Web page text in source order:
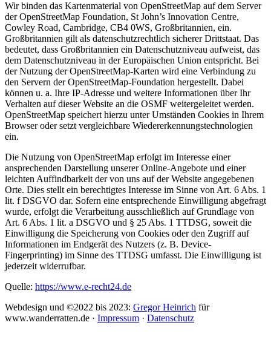
Wir binden das Kartenmaterial von OpenStreetMap auf dem Server
der OpenStreetMap Foundation, St John’s Innovation Centre,
Cowley Road, Cambridge, CB4 0WS, Großbritannien, ein.
Großbritannien gilt als datenschutzrechtlich sicherer Drittstaat. Das
bedeutet, dass Großbritannien ein Datenschutzniveau aufweist, das
dem Datenschutzniveau in der Europäischen Union entspricht. Bei
der Nutzung der OpenStreetMap-Karten wird eine Verbindung zu
den Servern der OpenStreetMap-Foundation hergestellt. Dabei
können u. a. Ihre IP-Adresse und weitere Informationen über Ihr
Verhalten auf dieser Website an die OSMF weitergeleitet werden.
OpenStreetMap speichert hierzu unter Umständen Cookies in Ihrem
Browser oder setzt vergleichbare Wiedererkennungstechnologien
ein.
Die Nutzung von OpenStreetMap erfolgt im Interesse einer
ansprechenden Darstellung unserer Online-Angebote und einer
leichten Auffindbarkeit der von uns auf der Website angegebenen
Orte. Dies stellt ein berechtigtes Interesse im Sinne von Art. 6 Abs. 1
lit. f DSGVO dar. Sofern eine entsprechende Einwilligung abgefragt
wurde, erfolgt die Verarbeitung ausschließlich auf Grundlage von
Art. 6 Abs. 1 lit. a DSGVO und § 25 Abs. 1 TTDSG, soweit die
Einwilligung die Speicherung von Cookies oder den Zugriff auf
Informationen im Endgerät des Nutzers (z. B. Device-
Fingerprinting) im Sinne des TTDSG umfasst. Die Einwilligung ist
jederzeit widerrufbar.
Quelle: https://www.e-recht24.de
Webdesign und ©2022 bis 2023: Gregor Heinrich für
www.wanderratten.de · Impressum · Datenschutz